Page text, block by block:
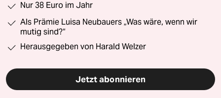
Nur 38 Euro im Jahr
Als Prämie Luisa Neubauers „Was wäre, wenn wir
mutig sind?“
Herausgegeben von Harald Welzer
Jetzt abonnieren